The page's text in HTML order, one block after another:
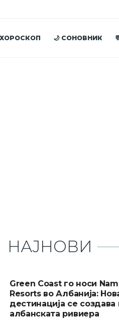
ХОРОСКОП 🌙 СОНОВНИК
НАЈНОВИ
Green Coast го носи
Resorts во Албанија:
дестинација се создава
албанската ривиера